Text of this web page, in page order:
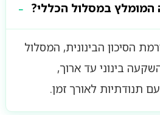
במסלול הכללי?
הסיכון הבינונית, המסלול
בינוני עד ארוך,
תנודתיות לאורך זמן.